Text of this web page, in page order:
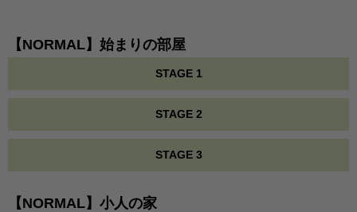
【NORMAL】始まりの部屋
STAGE 1
STAGE 2
STAGE 3
【NORMAL】小人の家